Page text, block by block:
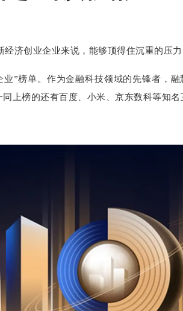
济创业企业来说，能够顶得住沉重的压
”榜单。作为金融科技领域的先锋者，
上榜的还有百度、小米、京东数科等知名